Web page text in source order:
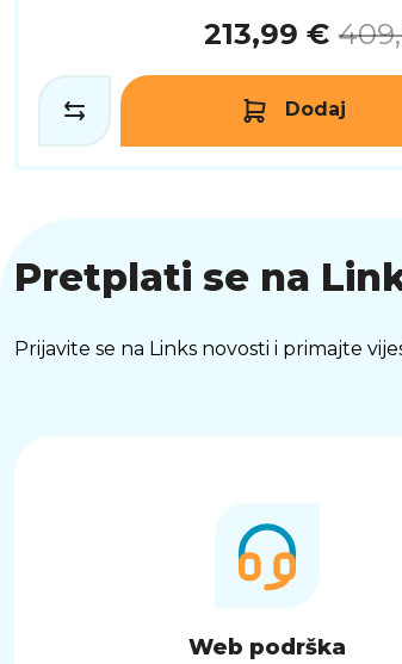
213,99 €
Dodaj
Pretplati se na
Prijavite se na Links novosti i primajte
Web podrška